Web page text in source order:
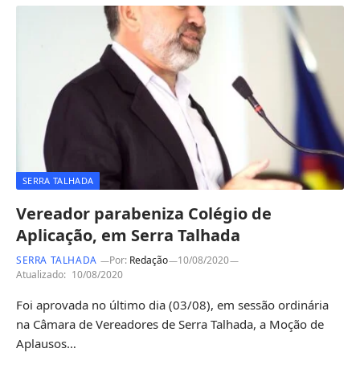
SERRA TALHADA
Vereador parabeniza Colégio de
Aplicação, em Serra Talhada
SERRA TALHADA Por: Redação
10/08/2020
Atualizado: 10/08/2020
Foi aprovada no último dia (03/08), em sessão ordinária
na Câmara de Vereadores de Serra Talhada, a Moção de
Aplausos…